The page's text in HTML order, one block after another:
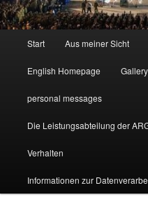
Start Aus meiner Sicht
English Homepage Gallery
personal messages
Die Leistungsabteilung der
Verhalten
Informationen zur